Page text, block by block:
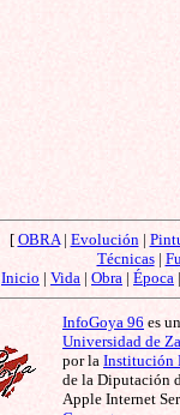
[ OBRA| Evolución |
Técnicas|
Inicio | Vida | Obra | Época |
InfoGoya 96 es
Universidad de
por la Institución
de la Diputación
Apple Internet